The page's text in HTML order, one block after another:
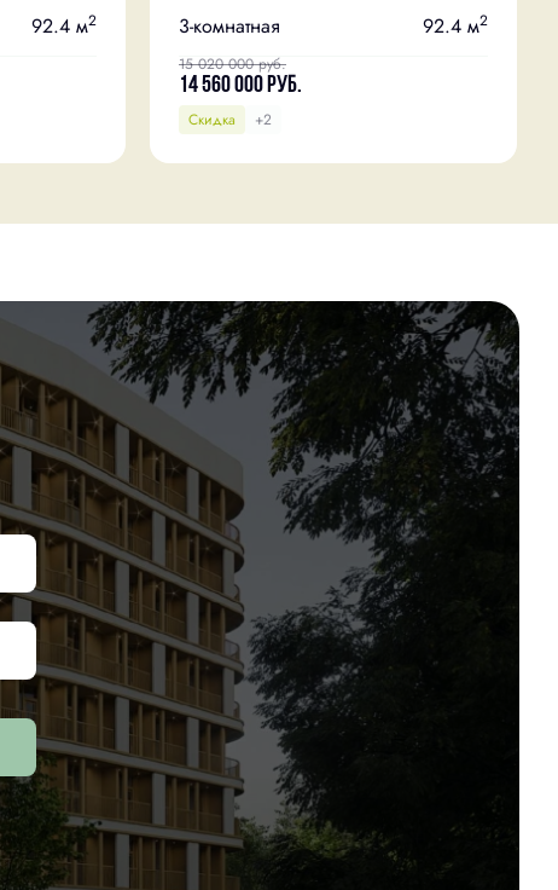
92.4 м2
3-комнатная 92.4 м2
15 020 000руб.
14 560 000руб.
Скидка +2